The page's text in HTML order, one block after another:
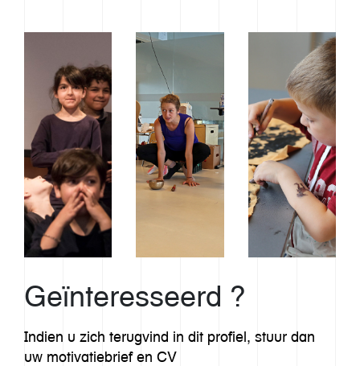
Geïnteresseerd ?
Indien u zich terugvind in dit profiel, stuur dan
uw motivatiebrief en CV